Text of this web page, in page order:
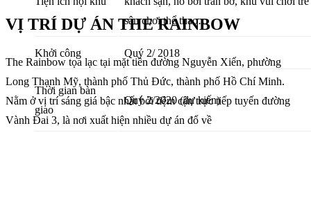
sân chơi thể thao…
Khởi công Quý 2/ 2018
Thời gian bàn
giao
Quý 2/2020 (dự kiến)
VỊ TRÍ DỰ ÁN THE RAINBOW
The Rainbow tọa lạc tại mặt tiền đường Nguyễn Xiển, phường
Long Thạnh Mỹ, thành phố Thủ Đức, thành phố Hồ Chí Minh.
Nằm ở vị trí sáng giá bậc nhất bởi tiệm cận trực tiếp tuyến đường
Vành Đai 3, là nơi xuất hiện nhiều dự án đổ về